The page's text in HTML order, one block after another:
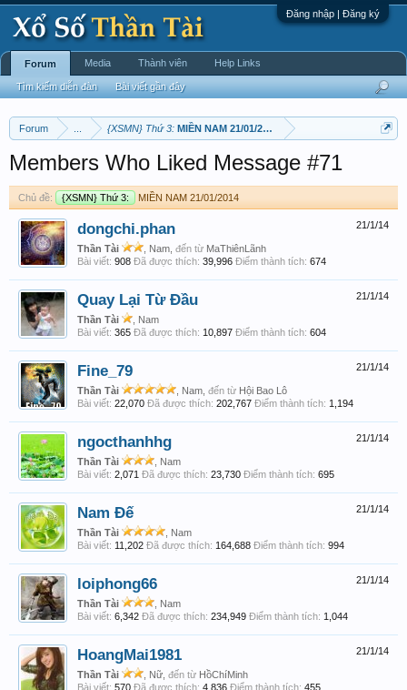
Đăng nhập | Đăng ký
Forum {XSMN} Thứ 3: MIỀN NAM 21/01/2014
Members Who Liked Message #71
Chủ đề: {XSMN} Thứ 3: MIỀN NAM 21/01/2014
21/1/14
dongchi.phan
Thần Tài , Nam, đến từ MaThiênLãnh
Bài viết: 908 Đã được thích: 39,996 Điểm thành tích: 674
21/1/14
Quay Lại Từ Đầu
Thần Tài
, Nam
Bài viết: 365 Đã được thích: 10,897 Điểm thành tích: 604
21/1/14
Fine_79
Thần Tài , Nam, đến từ Hội Bao Lô
Bài viết: 22,070 Đã được thích: 202,767 Điểm thành tích: 1,194
21/1/14
ngocthanhhg
Thần Tài
, Nam
Bài viết: 2,071 Đã được thích: 23,730 Điểm thành tích: 695
21/1/14
Nam Đế
Thần Tài
, Nam
Bài viết: 11,202 Đã được thích: 164,688 Điểm thành tích: 994
21/1/14
loiphong66
Thần Tài
, Nam
Bài viết: 6,342 Đã được thích: 234,949 Điểm thành tích: 1,044
21/1/14
HoangMai1981
Thần Tài , Nữ, đến từ HồChíMinh
Bài viết: 570 Đã được thích: 4,836 Điểm thành tích: 455
Forum
Tìm kiếm diễn đàn Bài viết gần đây
Media Thành viên Help Links